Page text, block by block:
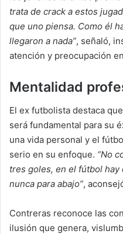
trata de crack a estos
que uno piensa. Como él
llegaron a nada”, señaló,
atención y preocupación
Mentalidad
El ex futbolista destaca
será fundamental para su
una vida personal y el
serio en su enfoque. “No
tres goles, en el fútbol
nunca para abajo”,
Contreras reconoce las
ilusión que genera,